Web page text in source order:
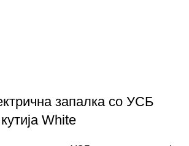
запалка со УСБ
White